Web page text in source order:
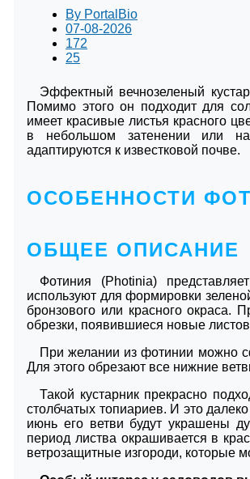
By PortalBio
07-08-2026
172
25
Эффектный вечнозеленый
Помимо этого он подходит для
имеет красивые листья красного
в небольшом затенении или на
адаптируются к известковой почве.
ОСОБЕННОСТИ
ОБЩЕЕ ОПИСАНИЕ
Фотиния (Photinia)
используют для формировки
бронзового или красного окраса.
обрезки, появившиеся новые
При желании из фотинии можно
Для этого обрезают все нижние
Такой кустарник прекрасно
столбчатых топиариев. И это
июнь его ветви будут украшены
период листва окрашивается в
ветрозащитные изгороди, которые